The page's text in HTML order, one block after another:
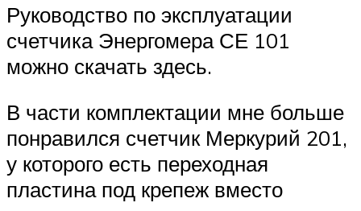
Руководство по эксплуатации
счетчика Энергомера СЕ 101
можно скачать здесь.
В части комплектации мне больше
понравился счетчик Меркурий 201,
у которого есть переходная
пластина под крепеж вместо